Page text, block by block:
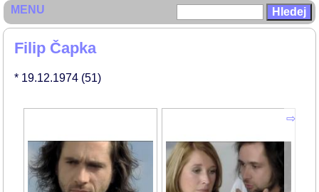
Filip Čapka
* 19.12.1974 (51)
MENU